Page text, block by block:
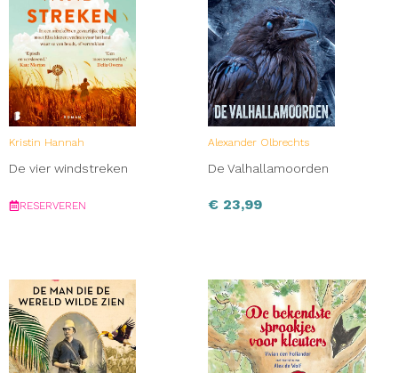
Kristin Hannah
De vier windstreken
RESERVEREN
Alexander Olbrechts
De Valhallamoorden
€ 23,99